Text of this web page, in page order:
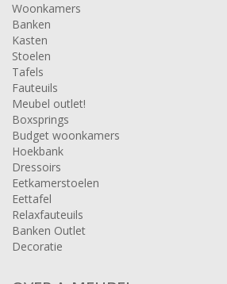
Woonkamers
Banken
Kasten
Stoelen
Tafels
Fauteuils
Meubel outlet!
Boxsprings
Budget woonkamers
Hoekbank
Dressoirs
Eetkamerstoelen
Eettafel
Relaxfauteuils
Banken Outlet
Decoratie